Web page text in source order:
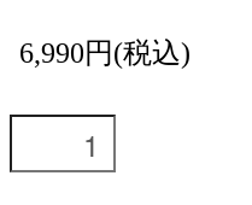
6,990円(税込)